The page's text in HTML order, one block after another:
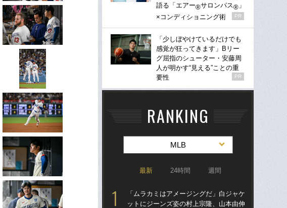
語る「エアー®サロンパス® 」
×コンディショニング術
PR
「少しぼやけているだけでも
感覚が狂ってきます」Bリー
グ屈指のシューター・安藤周
人が明かす“見える”ことの重
要性
PR
RANKING
MLB
最新 24時間 週間
「ムラカミはアメージングだ」白ジャケ
ットにジーンズ姿の村上宗隆、山本由伸